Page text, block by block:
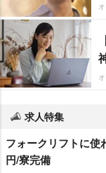
求人特集
フォークリフトに使
円/寮完備